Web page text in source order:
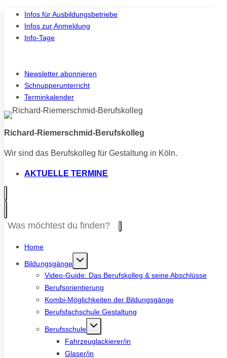
Zum
Inhalt
springen
Infos für Ausbildungsbetriebe
Infos zur Anmeldung
Info-Tage
Newsletter abonnieren
Schnupperunterricht
Terminkalender
Richard-Riemerschmid-Berufskolleg
Wir sind das Berufskolleg für Gestaltung in Köln.
AKTUELLE TERMINE
Home
Bildungsgänge
Video-Guide: Das Berufskolleg & seine Abschlüsse
Berufsorientierung
Kombi-Möglichkeiten der Bildungsgänge
Berufsfachschule Gestaltung
Berufsschule
Fahrzeuglackierer/in
Glaser/in